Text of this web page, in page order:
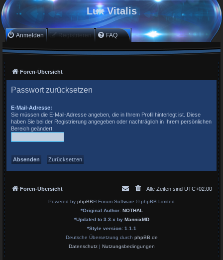
Lux Vitalis
Anmelden Registrieren FAQ
Foren-Übersicht
Passwort zurücksetzen
E-Mail-Adresse:
Sie müssen die E-Mail-Adresse angeben, die in Ihrem Profil hinterlegt ist. Diese
haben Sie bei der Registrierung angegeben oder nachträglich in Ihrem persönlichen
Bereich geändert.
Foren-Übersicht Alle Zeiten sind UTC+02:00
Powered by phpBB® Forum Software © phpBB Limited
*Original Author: NOTHAL
*Updated to 3.3.x by MannixMD
*Style version: 1.1.1
Deutsche Übersetzung durch phpBB.de
Datenschutz| Nutzungsbedingungen